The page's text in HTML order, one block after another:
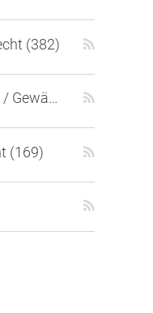
(382)
Schadenersatz / Schmerzensgeld / Gewährleistung (417)
(169)